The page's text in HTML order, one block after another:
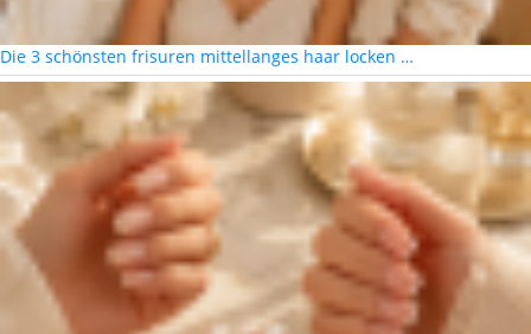
Die 3 schönsten frisuren mittellanges haar locken …